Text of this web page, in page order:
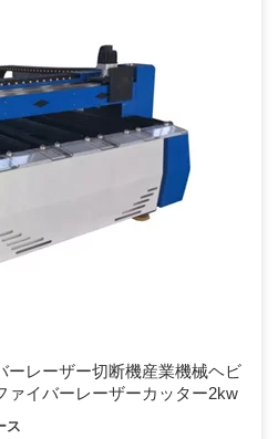
ーレーザー切断機産業機械ヘビ
ァイバーレーザーカッター2kw
ス